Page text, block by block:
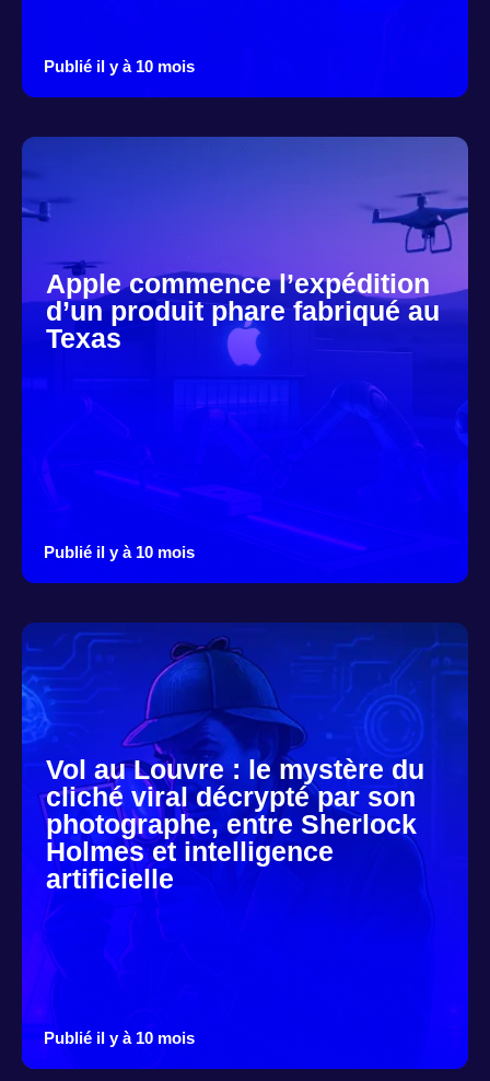
Publié il y à 10 mois
Apple commence l’expédition
d’un produit phare fabriqué au
Texas
Publié il y à 10 mois
Vol au Louvre : le mystère du
cliché viral décrypté par son
photographe, entre Sherlock
Holmes et intelligence
artificielle
Publié il y à 10 mois